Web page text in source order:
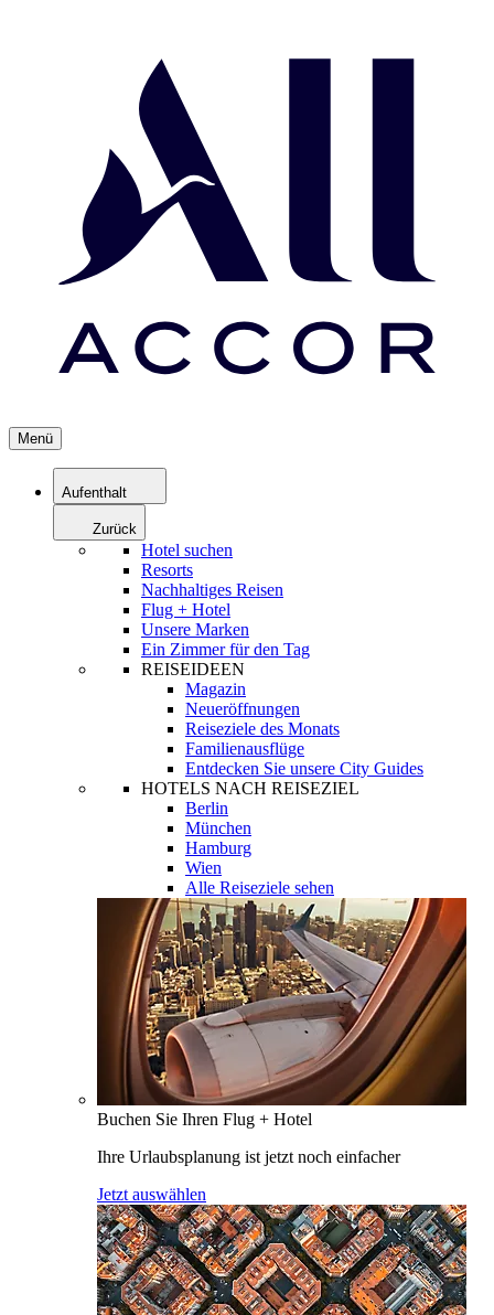
Menü
Aufenthalt
Zurück
Hotel suchen
Resorts
Nachhaltiges Reisen
Flug + Hotel
Unsere Marken
Ein Zimmer für den Tag
REISEIDEEN
Magazin
Neueröffnungen
Reiseziele des Monats
Familienausflüge
Entdecken Sie unsere City Guides
HOTELS NACH REISEZIEL
Berlin
München
Hamburg
Wien
Alle Reiseziele sehen
Buchen Sie Ihren Flug + Hotel
Ihre Urlaubsplanung ist jetzt noch einfacher
Jetzt auswählen